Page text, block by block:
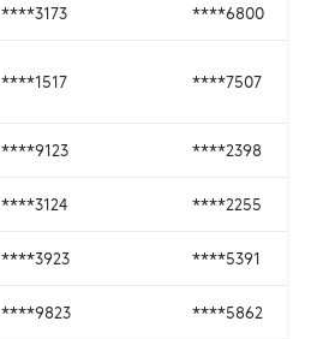
****3173 ****6800
****1517 ****7507
****9123 ****2398
****3124 ****2255
****3923 ****5391
****9823 ****5862